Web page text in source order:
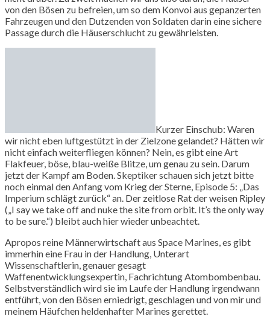
von den Bösen zu befreien, um so dem Konvoi aus gepanzerten
Fahrzeugen und den Dutzenden von Soldaten darin eine sichere
Passage durch die Häuserschlucht zu gewährleisten.
Kurzer Einschub: Waren
wir nicht eben luftgestützt in der Zielzone gelandet? Hätten wir
nicht einfach weiterfliegen können? Nein, es gibt eine Art
Flakfeuer, böse, blau-weiße Blitze, um genau zu sein. Darum
jetzt der Kampf am Boden. Skeptiker schauen sich jetzt bitte
noch einmal den Anfang vom Krieg der Sterne, Episode 5: „Das
Imperium schlägt zurück“ an. Der zeitlose Rat der weisen Ripley
(„I say we take off and nuke the site from orbit. It’s the only way
to be sure.“) bleibt auch hier wieder unbeachtet.
Apropos reine Männerwirtschaft aus Space Marines, es gibt
immerhin eine Frau in der Handlung, Unterart
Wissenschaftlerin, genauer gesagt
Waffenentwicklungsexpertin, Fachrichtung Atombombenbau.
Selbstverständlich wird sie im Laufe der Handlung irgendwann
entführt, von den Bösen erniedrigt, geschlagen und von mir und
meinem Häufchen heldenhafter Marines gerettet.